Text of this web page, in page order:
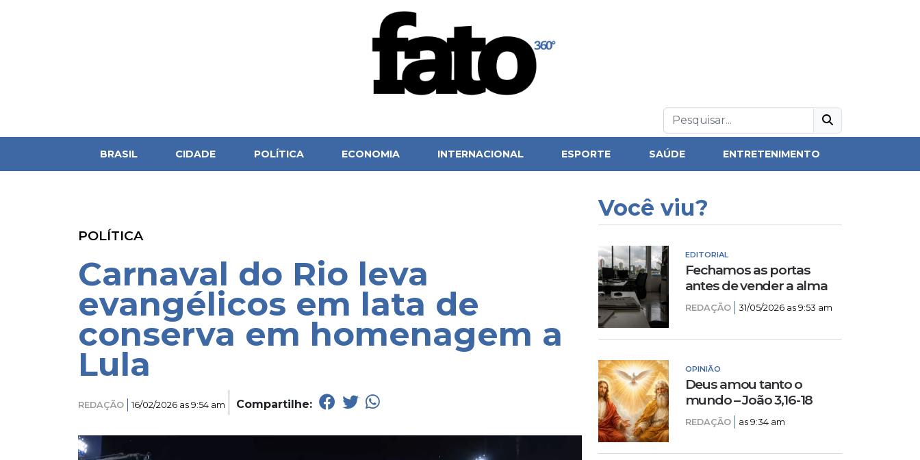
BRASIL CIDADE POLÍTICA ECONOMIA INTERNACIONAL ESPORTE SAÚDE ENTRETENIMENTO
POLÍTICA
Carnaval do Rio leva
evangélicos em lata de
conserva em homenagem a
Lula
REDAÇÃO 16/02/2026 as 9:54 am Compartilhe:
Você viu?
EDITORIAL
Fechamos as portas
antes de vender a alma
REDAÇÃO 31/05/2026 as 9:53 am
OPINIÃO
Deus amou tanto o
mundo – João 3,16-18
REDAÇÃO as 9:34 am